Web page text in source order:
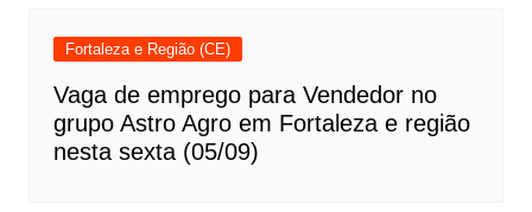
Fortaleza e Região (CE)
Vaga de emprego para Vendedor no
grupo Astro Agro em Fortaleza e região
nesta sexta (05/09)